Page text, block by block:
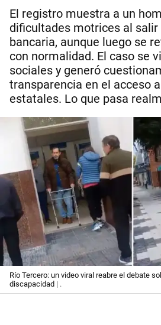
El registro muestra a un
dificultades motrices al salir
bancaria, aunque luego se
con normalidad. El caso se
sociales y generó
transparencia en el acceso
estatales. Lo que pasa
Río Tercero: un video viral reabre el debate
discapacidad | .